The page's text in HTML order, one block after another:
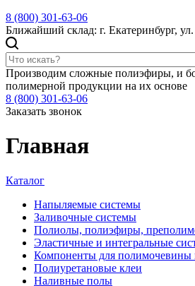
8 (800) 301-63-06
Ближайший склад: г. Екатеринбург,
Производим сложные полиэфиры, и
полимерной продукции на их основе
8 (800) 301-63-06
Заказать звонок
Главная
Каталог
Напыляемые системы
Заливочные системы
Полиолы, полиэфиры,
Эластичные и интегральные
Компоненты для полимочевины
Полиуретановые клеи
Наливные полы